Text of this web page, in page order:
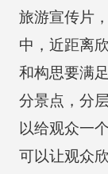
旅游宣传片
中，近距离
和构思要满
分景点，分
以给观众一
可以让观众